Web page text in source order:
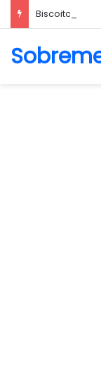
Biscoito